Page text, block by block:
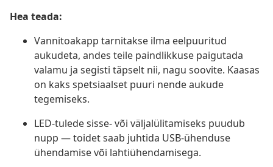
Hea teada:
Vannitoakapp tarnitakse ilma eelpuuritud
aukudeta, andes teile paindlikkuse paigutada
valamu ja segisti täpselt nii, nagu soovite. Kaasas
on kaks spetsiaalset puuri nende aukude
tegemiseks.
LED-tulede sisse- või väljalülitamiseks puudub
nupp — toidet saab juhtida USB-ühenduse
ühendamise või lahtiühendamisega.